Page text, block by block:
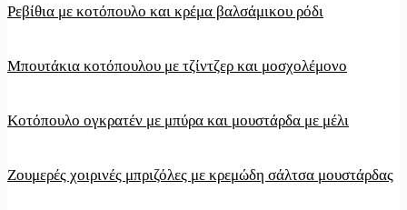
Ρεβίθια με κοτόπουλο και κρέμα βαλσάμικου ρόδι
Μπουτάκια κοτόπουλου με τζίντζερ και μοσχολέμονο
Κοτόπουλο ογκρατέν με μπύρα και μουστάρδα με μέλι
Ζουμερές χοιρινές μπριζόλες με κρεμώδη σάλτσα μουστάρδας